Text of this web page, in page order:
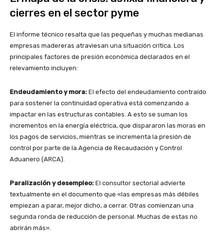
cierres en el sector pyme
El informe técnico resalta que las pequeñas y muchas medianas
empresas madereras atraviesan una situación crítica. Los
principales factores de presión económica declarados en el
relevamiento incluyen:
Endeudamiento y mora: El efecto del endeudamiento contraído
para sostener la continuidad operativa está comenzando a
impactar en las estructuras contables. A esto se suman los
incrementos en la energía eléctrica, que dispararon las moras en
los pagos de servicios, mientras se incrementa la presión de
control por parte de la Agencia de Recaudación y Control
Aduanero (ARCA).
Paralización y desempleo: El consultor sectorial advierte
textualmente en el documento que «las empresas más débiles
empiezan a parar, mejor dicho, a cerrar. Otras comienzan una
segunda ronda de reducción de personal. Muchas de estas no
abrirán más».